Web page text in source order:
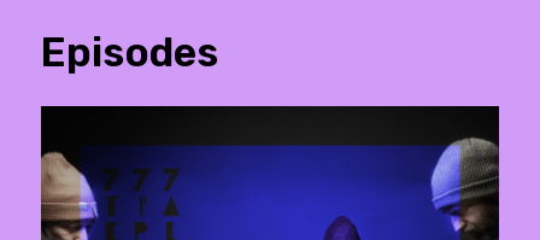
Episodes